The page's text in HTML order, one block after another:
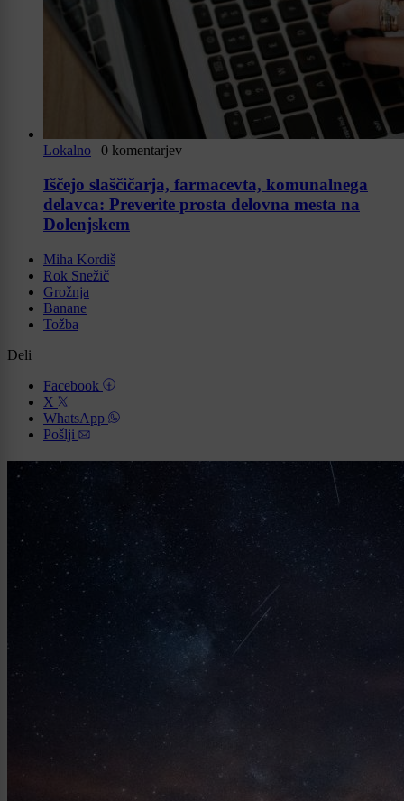
Lokalno | 0 komentarjev
Iščejo slaščičarja, farmacevta, komunalnega
delavca: Preverite prosta delovna mesta na
Dolenjskem
Miha Kordiš
Rok Snežič
Grožnja
Banane
Tožba
Deli
Facebook
X
WhatsApp
Pošlji